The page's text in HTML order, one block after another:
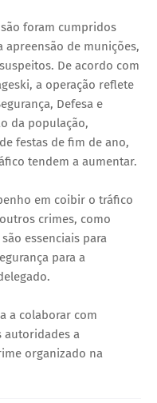
foram cumpridos
apreensão de munições,
De acordo com
a operação reflete
Defesa e
da população,
festas de fim de ano,
tendem a aumentar.
em coibir o tráfico
crimes, como
essenciais para
para a
a colaborar com
autoridades a
organizado na